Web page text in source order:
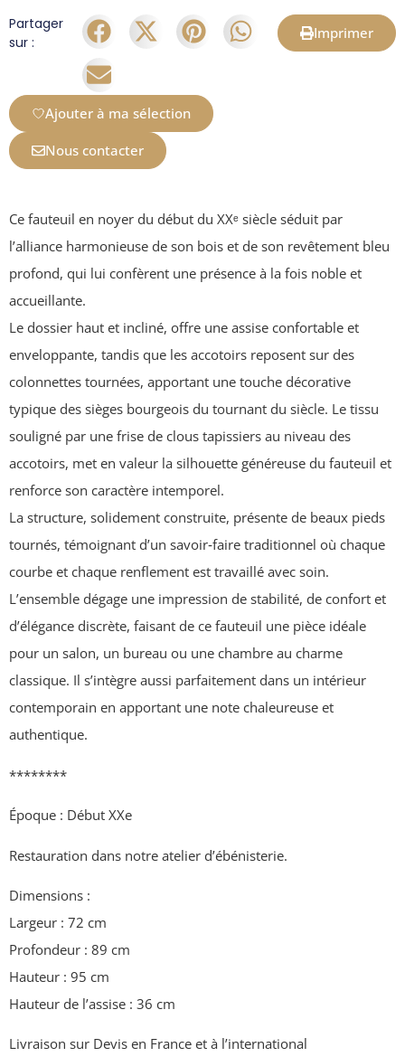
Partager
sur :
Imprimer
Ajouter à ma sélection
Nous contacter
Ce fauteuil en noyer du début du XXᵉ siècle séduit par
l’alliance harmonieuse de son bois et de son revêtement bleu
profond, qui lui confèrent une présence à la fois noble et
accueillante.
Le dossier haut et incliné, offre une assise confortable et
enveloppante, tandis que les accotoirs reposent sur des
colonnettes tournées, apportant une touche décorative
typique des sièges bourgeois du tournant du siècle. Le tissu
souligné par une frise de clous tapissiers au niveau des
accotoirs, met en valeur la silhouette généreuse du fauteuil et
renforce son caractère intemporel.
La structure, solidement construite, présente de beaux pieds
tournés, témoignant d’un savoir‑faire traditionnel où chaque
courbe et chaque renflement est travaillé avec soin.
L’ensemble dégage une impression de stabilité, de confort et
d’élégance discrète, faisant de ce fauteuil une pièce idéale
pour un salon, un bureau ou une chambre au charme
classique. Il s’intègre aussi parfaitement dans un intérieur
contemporain en apportant une note chaleureuse et
authentique.
********
Époque : Début XXe
Restauration dans notre atelier d’ébénisterie.
Dimensions :
Largeur : 72 cm
Profondeur : 89 cm
Hauteur : 95 cm
Hauteur de l’assise : 36 cm
Livraison sur Devis en France et à l’international